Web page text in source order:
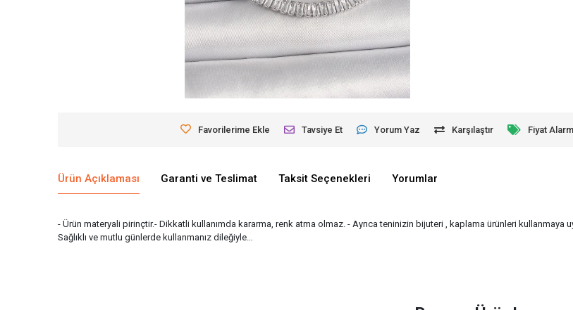
Favorilerime Ekle Tavsiye Et Yorum Yaz Karşılaştır Fiyat
Ürün Açıklaması Garanti ve Teslimat Taksit Seçenekleri Yorumlar
- Ürün materyali pirinçtir.- Dikkatli kullanımda kararma, renk atma olmaz. - Ayrıca teninizin bijuteri , kaplama ürünleri kullanmaya
Sağlıklı ve mutlu günlerde kullanmanız dileğiyle…